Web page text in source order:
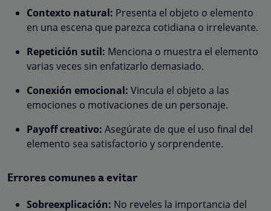
Contexto natural: Presenta el objeto o elemento
en una escena que parezca cotidiana o irrelevante.
Repetición sutil: Menciona o muestra el elemento
varias veces sin enfatizarlo demasiado.
Conexión emocional: Vincula el objeto a las
emociones o motivaciones de un personaje.
Payoff creativo: Asegúrate de que el uso final del
elemento sea satisfactorio y sorprendente.
Errores comunes a evitar
Sobreexplicación: No reveles la importancia del